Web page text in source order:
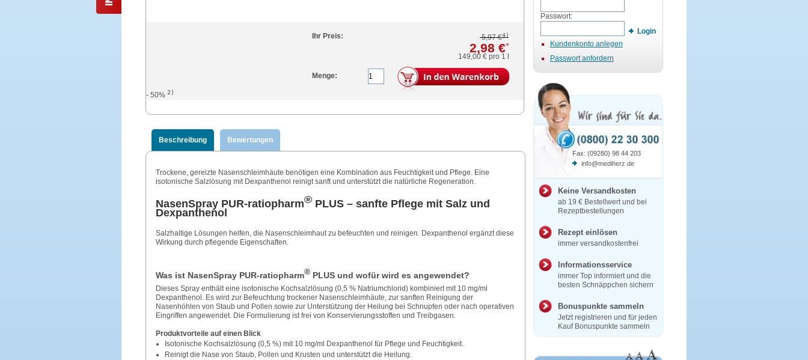
Ihr Preis: 5,97 €4)
2,98 €*
149,00 €pro 1 l
Menge:
- 50% 2)
Beschreibung Bewertungen
Trockene, gereizte Nasenschleimhäute benötigen eine Kombination aus Feuchtigkeit und Pflege. Eine
isotonische Salzlösung mit Dexpanthenol reinigt sanft und unterstützt die natürliche Regeneration.
NasenSpray PUR‑ratiopharm®PLUS – sanfte Pflege mit Salz und
Dexpanthenol
Salzhaltige Lösungen helfen, die Nasenschleimhaut zu befeuchten und reinigen. Dexpanthenol ergänzt diese
Wirkung durch pflegende Eigenschaften.
Was ist NasenSpray PUR‑ratiopharm®PLUS und wofür wird es angewendet?
Dieses Spray enthält eine isotonische Kochsalzlösung (0,5 % Natriumchlorid) kombiniert mit 10 mg/ml
Dexpanthenol. Es wird zur Befeuchtung trockener Nasenschleimhäute, zur sanften Reinigung der
Nasenhöhlen von Staub und Pollen sowie zur Unterstützung der Heilung bei Schnupfen oder nach operativen
Eingriffen angewendet. Die Formulierung ist frei von Konservierungsstoffen und Treibgasen.
Produktvorteile auf einen Blick
Isotonische Kochsalzlösung (0,5 %) mit 10 mg/ml Dexpanthenol für Pflege und Feuchtigkeit.
Reinigt die Nase von Staub, Pollen und Krusten und unterstützt die Heilung.
Passwort:
Login
Kundenkonto anlegen
Passwort anfordern
Fax: (09280) 98 44 203
info@mediherz.de
Keine Versandkosten
ab 19 € Bestellwert und bei
Rezeptbestellungen
Rezept einlösen
immer versandkostenfrei
Informationsservice
immer Top informiert und die
besten Schnäppchen sichern
Bonuspunkte sammeln
Jetzt registrieren und für jeden
Kauf Bonuspunkte sammeln